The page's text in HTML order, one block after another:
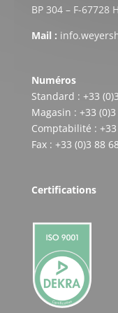
BP 304 – F-67728
Mail :
Numéros
Standard : +33
Magasin : +33
Comptabilité : +33
Fax : +33 (0)3 88
Certifications